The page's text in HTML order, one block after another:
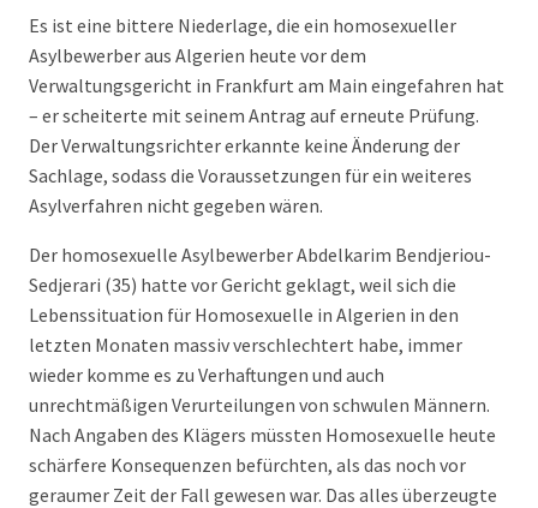
Es ist eine bittere Niederlage, die ein homosexueller
Asylbewerber aus Algerien heute vor dem
Verwaltungsgericht in Frankfurt am Main eingefahren hat
– er scheiterte mit seinem Antrag auf erneute Prüfung.
Der Verwaltungsrichter erkannte keine Änderung der
Sachlage, sodass die Voraussetzungen für ein weiteres
Asylverfahren nicht gegeben wären.
Der homosexuelle Asylbewerber Abdelkarim Bendjeriou-
Sedjerari (35) hatte vor Gericht geklagt, weil sich die
Lebenssituation für Homosexuelle in Algerien in den
letzten Monaten massiv verschlechtert habe, immer
wieder komme es zu Verhaftungen und auch
unrechtmäßigen Verurteilungen von schwulen Männern.
Nach Angaben des Klägers müssten Homosexuelle heute
schärfere Konsequenzen befürchten, als das noch vor
geraumer Zeit der Fall gewesen war. Das alles überzeugte